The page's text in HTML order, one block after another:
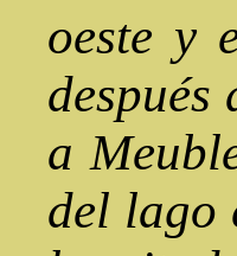
oeste y
a
del lago